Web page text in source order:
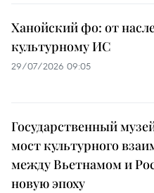
Ханойский фо: от
культурному ИС
29/07/2026 09:05
Государственный
мост культурного
между Вьетнамом и
новую эпоху